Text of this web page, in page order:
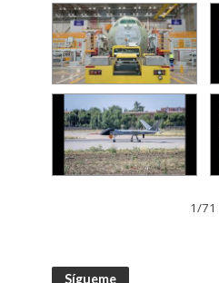
1/71
Sígueme